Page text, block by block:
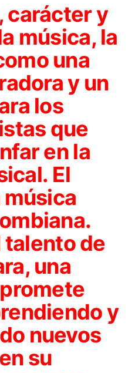
carácter y
música, la
una
y un
los
que
en la
El
talento de
una
y
nuevos
su